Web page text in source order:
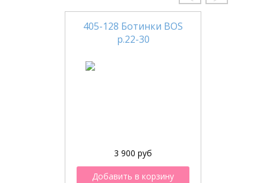
405-128 Ботинки BOS
р.22-30
3 900 руб
Добавить в корзину